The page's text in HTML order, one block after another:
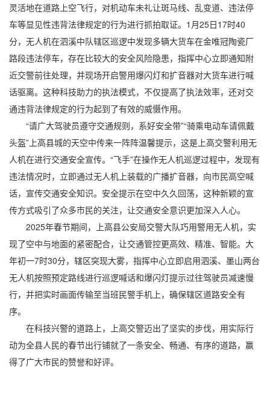
灵活地在道路上空飞行，对机动车未礼让斑马线、乱变道、违法停
车等显见性违背法律规定的行为进行抓拍取证。1月25日17时40
分，无人机在泗溪中队辖区巡逻中发现多辆大货车在金唯冠陶瓷厂
路段违法停车，存在比较大的安全风险隐患，指挥中心立即通知附
近交警前往处理，并现场开启警用爆闪灯和扩音器对大货车进行喊
话驱离。这种科技助力的执法模式，不仅提高了执法效率，还对交
通违背法律规定的行为起到了有效的威慑作用。
“请广大驾驶员遵守交通规则，系好安全带”“骑乘电动车请佩戴
头盔”上高县城的天空中传来一阵阵温馨提示，这是上高交警利用无
人机在进行交通安全宣传。“飞手”在操作无人机巡逻过程中，发现有
违法情况时，立即通过无人机上装载的广播扩音器，向市民高空喊
话，宣传交通安全知识。安全提示在空中久久回荡，这种新颖的宣
传方式吸引了众多市民的关注，让交通安全意识更加深入人心。
2025年春节期间，上高县公安局交警大队巧用警用无人机，实
现了空中与地面的紧密配合，让交通管控更高效、精准、智能。大
年初一7时30分，辖区突现大雾，指挥中心立即启用泗溪、墨山两台
无人机按照预定路线进行巡逻喊话和爆闪灯提示过往驾驶员减速慢
行，并把实时画面传输至当班民警手机上，确保辖区道路安全有
序。
在科技兴警的道路上，上高交警迈出了坚实的步伐，用实际行
动为全县人民的春节出行铺就了一条安全、畅通、有序的道路，赢
得了广大市民的赞誉和好评。